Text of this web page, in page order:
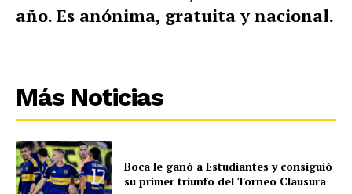
año. Es anónima, gratuita y nacional.
Más Noticias
Boca le ganó a Estudiantes y consiguió
su primer triunfo del Torneo Clausura